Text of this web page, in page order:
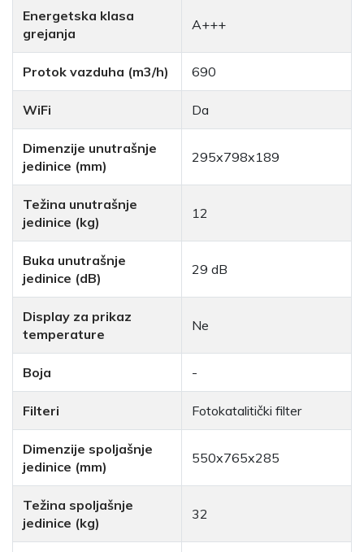
Energetska klasa
grejanja
A+++
Protok vazduha (m3/h) 690
WiFi Da
Dimenzije unutrašnje
jedinice (mm)
295x798x189
Težina unutrašnje
jedinice (kg)
12
Buka unutrašnje
jedinice (dB)
29 dB
Display za prikaz
temperature
Ne
Boja -
Filteri Fotokatalitički filter
Dimenzije spoljašnje
jedinice (mm)
550x765x285
Težina spoljašnje
jedinice (kg)
32